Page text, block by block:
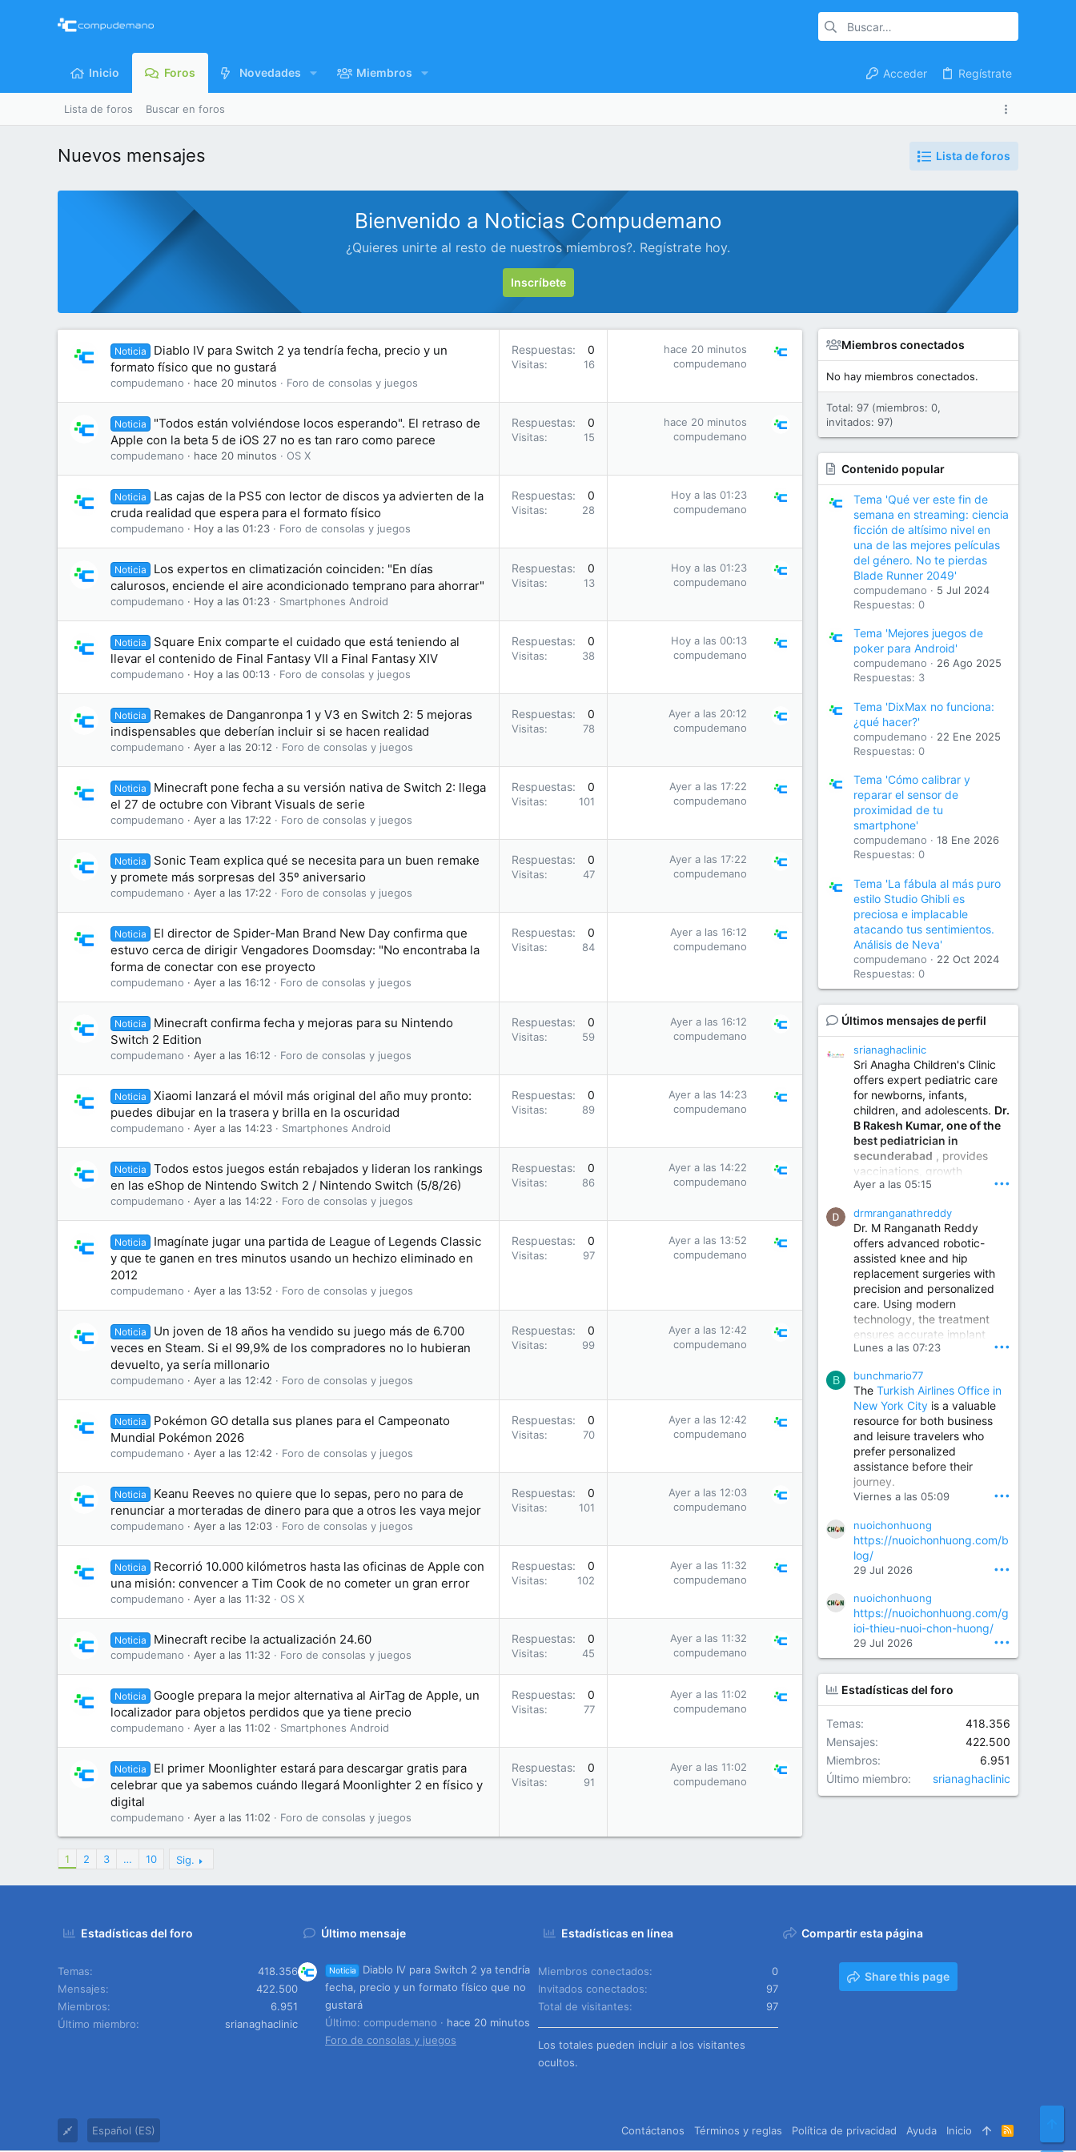
Inicio Foros Novedades Miembros Acceder Regístrate
Lista de foros Buscar en foros
Nuevos mensajes Lista de foros
Bienvenido a Noticias Compudemano
¿Quieres unirte al resto de nuestros miembros?. Regístrate hoy.
Inscríbete
Noticia
Diablo IV para Switch 2 ya tendría fecha, precio y un
formato físico que no gustará
compudemano hace 20 minutos Foro de consolas y juegos
Respuestas 0
Visitas 16
hace 20 minutos
compudemano
Noticia
"Todos están volviéndose locos esperando". El retraso de
Apple con la beta 5 de iOS 27 no es tan raro como parece
compudemano hace 20 minutos OS X
Respuestas 0
Visitas 15
hace 20 minutos
compudemano
Noticia
Las cajas de la PS5 con lector de discos ya advierten de la
cruda realidad que espera para el formato físico
compudemano Hoy a las 01:23 Foro de consolas y juegos
Respuestas 0
Visitas 28
Hoy a las 01:23
compudemano
Noticia
Los expertos en climatización coinciden: "En días
calurosos, enciende el aire acondicionado temprano para ahorrar"
compudemano Hoy a las 01:23 Smartphones Android
Respuestas 0
Visitas 13
Hoy a las 01:23
compudemano
Noticia
Square Enix comparte el cuidado que está teniendo al
llevar el contenido de Final Fantasy VII a Final Fantasy XIV
compudemano Hoy a las 00:13 Foro de consolas y juegos
Respuestas 0
Visitas 38
Hoy a las 00:13
compudemano
Noticia
Remakes de Danganronpa 1 y V3 en Switch 2: 5 mejoras
indispensables que deberían incluir si se hacen realidad
compudemano Ayer a las 20:12 Foro de consolas y juegos
Respuestas 0
Visitas 78
Ayer a las 20:12
compudemano
Noticia
Minecraft pone fecha a su versión nativa de Switch 2: llega
el 27 de octubre con Vibrant Visuals de serie
compudemano Ayer a las 17:22 Foro de consolas y juegos
Respuestas 0
Visitas 101
Ayer a las 17:22
compudemano
Noticia
Sonic Team explica qué se necesita para un buen remake
y promete más sorpresas del 35º aniversario
compudemano Ayer a las 17:22 Foro de consolas y juegos
Respuestas 0
Visitas 47
Ayer a las 17:22
compudemano
Noticia
El director de Spider-Man Brand New Day confirma que
estuvo cerca de dirigir Vengadores Doomsday: "No encontraba la
forma de conectar con ese proyecto
compudemano Ayer a las 16:12 Foro de consolas y juegos
Respuestas 0
Visitas 84
Ayer a las 16:12
compudemano
Noticia
Minecraft confirma fecha y mejoras para su Nintendo
Switch 2 Edition
compudemano Ayer a las 16:12 Foro de consolas y juegos
Respuestas 0
Visitas 59
Ayer a las 16:12
compudemano
Noticia
Xiaomi lanzará el móvil más original del año muy pronto:
puedes dibujar en la trasera y brilla en la oscuridad
compudemano Ayer a las 14:23 Smartphones Android
Respuestas 0
Visitas 89
Ayer a las 14:23
compudemano
Noticia
Todos estos juegos están rebajados y lideran los rankings
en las eShop de Nintendo Switch 2 / Nintendo Switch (5/8/26)
compudemano Ayer a las 14:22 Foro de consolas y juegos
Respuestas 0
Visitas 86
Ayer a las 14:22
compudemano
Noticia
Imagínate jugar una partida de League of Legends Classic
y que te ganen en tres minutos usando un hechizo eliminado en
2012
compudemano Ayer a las 13:52 Foro de consolas y juegos
Respuestas 0
Visitas 97
Ayer a las 13:52
compudemano
Noticia
Un joven de 18 años ha vendido su juego más de 6.700
veces en Steam. Si el 99,9% de los compradores no lo hubieran
devuelto, ya sería millonario
compudemano Ayer a las 12:42 Foro de consolas y juegos
Respuestas 0
Visitas 99
Ayer a las 12:42
compudemano
Noticia
Pokémon GO detalla sus planes para el Campeonato
Mundial Pokémon 2026
compudemano Ayer a las 12:42 Foro de consolas y juegos
Respuestas 0
Visitas 70
Ayer a las 12:42
compudemano
Noticia
Keanu Reeves no quiere que lo sepas, pero no para de
renunciar a morteradas de dinero para que a otros les vaya mejor
compudemano Ayer a las 12:03 Foro de consolas y juegos
Respuestas 0
Visitas 101
Ayer a las 12:03
compudemano
Noticia
Recorrió 10.000 kilómetros hasta las oficinas de Apple con
una misión: convencer a Tim Cook de no cometer un gran error
compudemano Ayer a las 11:32 OS X
Respuestas 0
Visitas 102
Ayer a las 11:32
compudemano
Noticia Minecraft recibe la actualización 24.60
compudemano Ayer a las 11:32 Foro de consolas y juegos
Respuestas 0
Visitas 45
Ayer a las 11:32
compudemano
Noticia
Google prepara la mejor alternativa al AirTag de Apple, un
localizador para objetos perdidos que ya tiene precio
compudemano Ayer a las 11:02 Smartphones Android
Respuestas 0
Visitas 77
Ayer a las 11:02
compudemano
Noticia
El primer Moonlighter estará para descargar gratis para
celebrar que ya sabemos cuándo llegará Moonlighter 2 en físico y
digital
compudemano Ayer a las 11:02 Foro de consolas y juegos
Respuestas 0
Visitas 91
Ayer a las 11:02
compudemano
1 2 3 … 10 Sig.
Miembros conectados
No hay miembros conectados.
Total: 97 (miembros: 0,
invitados: 97)
Contenido popular
Tema 'Qué ver este fin de
semana en streaming: ciencia
ficción de altísimo nivel en
una de las mejores películas
del género. No te pierdas
Blade Runner 2049'
compudemano
5 Jul 2024
Respuestas: 0
Tema 'Mejores juegos de
poker para Android'
compudemano
26 Ago 2025
Respuestas: 3
Tema 'DixMax no funciona:
¿qué hacer?'
compudemano
22 Ene 2025
Respuestas: 0
Tema 'Cómo calibrar y
reparar el sensor de
proximidad de tu
smartphone'
compudemano
18 Ene 2026
Respuestas: 0
Tema 'La fábula al más puro
estilo Studio Ghibli es
preciosa e implacable
atacando tus sentimientos.
Análisis de Neva'
compudemano
22 Oct 2024
Respuestas: 0
Últimos mensajes de perfil
srianaghaclinic
Sri Anagha Children's Clinic
offers expert pediatric care
for newborns, infants,
children, and adolescents. Dr.
B Rakesh Kumar, one of the
best pediatrician in
secunderabad , provides
vaccinations, growth
monitoring, newborn care,
illnesses, nutrition guidance,
and preventive healthcare in
a child-friendly environment.
Children Hospital in Secunderabad | Best Pediatrician in Hyderabad | Neonatologist in Medchal
Our pediatrician and
Neonatologist team at...
www.srianaghaclinic.com
Ayer a las 05:15 •••
drmranganathreddy
Dr. M Ranganath Reddy
offers advanced robotic-
assisted knee and hip
replacement surgeries with
precision and personalized
care. Using modern
technology, the treatment
ensures accurate implant
placement, reduced pain,
improved joint function,
helping patients return to an
active and comfortable
lifestyle.
Orthopedic Surgeon in Kondapur | Best Orthopedic Doctor in Kondapur | Dr. M. Ranganath Reddy
Consult Dr. M. Ranganath
Reddy, the best...
www.drranganathreddy.co
m
Lunes a las 07:23 •••
B bunchmario77
The Turkish Airlines Office in
New York City is a valuable
resource for both business
and leisure travelers who
prefer personalized
assistance before their
journey.
Viernes a las 05:09 •••
nuoichonhuong
https://nuoichonhuong.com/b
log/
29 Jul 2026 •••
nuoichonhuong
https://nuoichonhuong.com/g
ioi-thieu-nuoi-chon-huong/
29 Jul 2026 •••
Estadísticas del foro
Temas
418.356
Mensajes
422.500
Miembros
6.951
Último miembro
srianaghaclinic
Estadísticas del foro
Temas
418.356
Mensajes
422.500
Miembros
6.951
Último miembro
srianaghaclinic
Último mensaje
Noticia
Diablo IV para Switch 2 ya tendría
fecha, precio y un formato físico que no
gustará
Último: compudemano
hace 20 minutos
Foro de consolas y juegos
Estadísticas en línea
Miembros conectados
0
Invitados conectados
97
Total de visitantes
97
Los totales pueden incluir a los visitantes
ocultos.
Compartir esta página
Share this page
Español (ES) Contáctanos Términos y reglas Política de privacidad Ayuda Inicio
R